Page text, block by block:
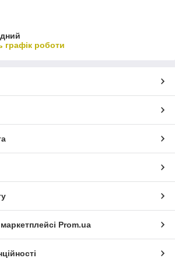
графік роботи
Prom.ua